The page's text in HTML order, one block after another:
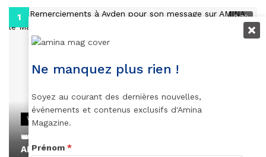
0:29
VIDEOS
👑 Remerciements à Ayden pour son message sur
AMINA, le Magazine de la Femme
Ne manquez plus rien !
Soyez au courant des dernières nouvelles,
événements et contenus exclusifs d'Amina
Magazine.
Prénom *